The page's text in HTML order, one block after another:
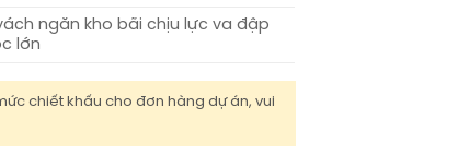
ngăn kho bãi chịu lực va đập
lớn
chiết khấu cho đơn hàng dự án, vui